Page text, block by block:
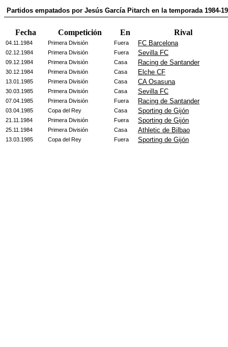
Partidos empatados por Jesús García Pitarch en la temporada 1984-
Fecha Competición En Rival
04.11.1984 Primera División Fuera FC Barcelona
02.12.1984 Primera División Fuera Sevilla FC
09.12.1984 Primera División Casa Racing de Santander
30.12.1984 Primera División Casa Elche CF
13.01.1985 Primera División Casa CA Osasuna
30.03.1985 Primera División Casa Sevilla FC
07.04.1985 Primera División Fuera Racing de Santander
03.04.1985 Copa del Rey Casa Sporting de Gijón
21.11.1984 Primera División Fuera Sporting de Gijón
25.11.1984 Primera División Casa Athletic de Bilbao
13.03.1985 Copa del Rey Fuera Sporting de Gijón